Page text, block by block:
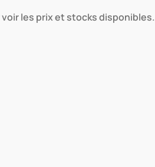
voir les prix et stocks disponibles.